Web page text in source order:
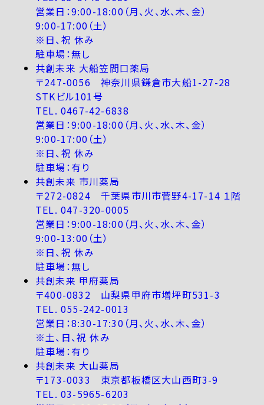
営業日：9:00-18:00（月、火、水、木、金）
9:00-17:00（土）
※日、祝 休み
駐車場：無し
共創未来 大船笠間口薬局
〒247-0056 神奈川県鎌倉市大船1-27-28
STKビル101号
TEL. 0467-42-6838
営業日：9:00-18:00（月、火、水、木、金）
9:00-17:00（土）
※日、祝 休み
駐車場：有り
共創未来 市川薬局
〒272-0824 千葉県市川市菅野4-17-14 １階
TEL. 047-320-0005
営業日：9:00-18:00（月、火、水、木、金）
9:00-13:00（土）
※日、祝 休み
駐車場：無し
共創未来 甲府薬局
〒400-0832 山梨県甲府市増坪町531-3
TEL. 055-242-0013
営業日：8:30-17:30（月、火、水、木、金）
※土、日、祝 休み
駐車場：有り
共創未来 大山薬局
〒173-0033 東京都板橋区大山西町3-9
TEL. 03-5965-6203